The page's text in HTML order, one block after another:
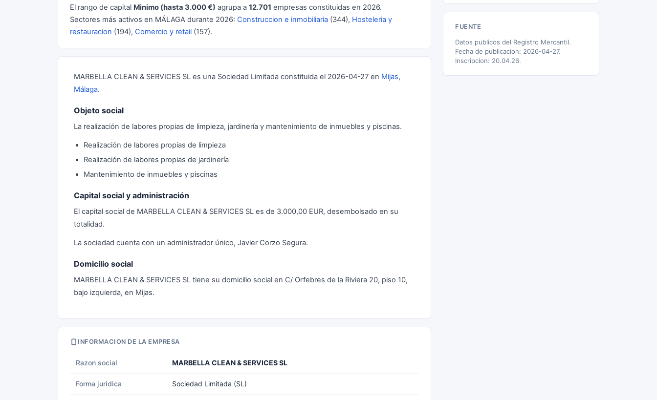
El rango de capital Minimo (hasta 3.000 €) agrupa a 12.701 empresas constituidas en 2026.
Sectores más activos en MÁLAGA durante 2026: Construccion e inmobiliaria (344), Hosteleria y
restauracion (194), Comercio y retail (157).
MARBELLA CLEAN & SERVICES SL es una Sociedad Limitada constituida el 2026-04-27 en Mijas,
Málaga.
Objeto social
La realización de labores propias de limpieza, jardinería y mantenimiento de inmuebles y piscinas.
Realización de labores propias de limpieza
Realización de labores propias de jardinería
Mantenimiento de inmuebles y piscinas
Capital social y administración
El capital social de MARBELLA CLEAN & SERVICES SL es de 3.000,00 EUR, desembolsado en su
totalidad.
La sociedad cuenta con un administrador único, Javier Corzo Segura.
Domicilio social
MARBELLA CLEAN & SERVICES SL tiene su domicilio social en C/ Orfebres de la Riviera 20, piso 10,
bajo izquierda, en Mijas.
INFORMACION DE LA EMPRESA
Razon social MARBELLA CLEAN & SERVICES SL
Forma juridica Sociedad Limitada (SL)
FUENTE
Datos publicos del Registro Mercantil.
Fecha de publicacion: 2026-04-27.
Inscripcion: 20.04.26.